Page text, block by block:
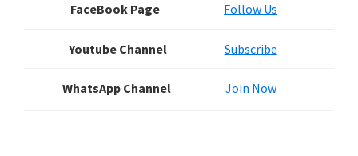
FaceBook Page Follow Us
Youtube Channel Subscribe
WhatsApp Channel Join Now